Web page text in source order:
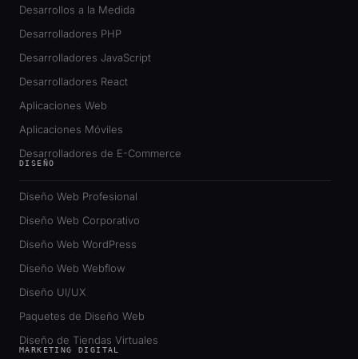
Desarrollos a la Medida
Desarrolladores PHP
Desarrolladores JavaScript
Desarrolladores React
Aplicaciones Web
Aplicaciones Móviles
Desarrolladores de E-Commerce
DISEÑO
Diseño Web Profesional
Diseño Web Corporativo
Diseño Web WordPress
Diseño Web Webflow
Diseño UI/UX
Paquetes de Diseño Web
Diseño de Tiendas Virtuales
MARKETING DIGITAL